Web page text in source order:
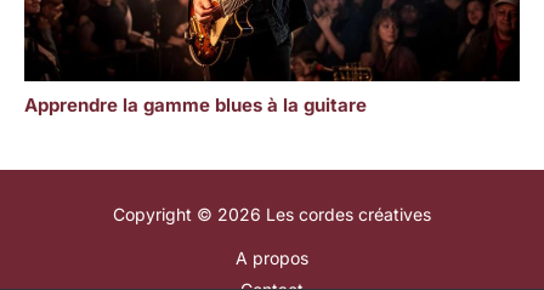
Apprendre la gamme blues à la guitare
Copyright © 2026 Les cordes créatives
A propos